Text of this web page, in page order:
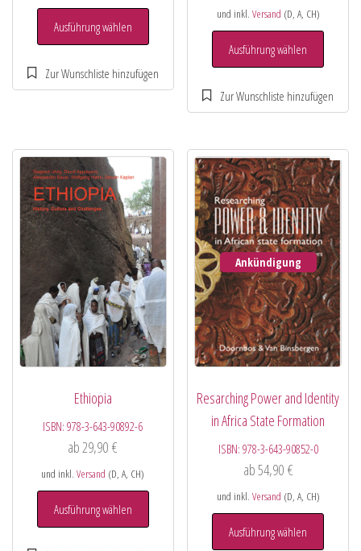
Ausführung wählen
und inkl. Versand (D, A, CH)
Ausführung wählen
Ethiopia
ISBN:978-3-643-90892-6
ab29,90€
und inkl.Versand (D, A, CH)
Ausführung wählen
Ankündigung
Resarching Power and Identity
in Africa State Formation
ISBN: 978-3-643-90852-0
ab54,90 €
und inkl. Versand (D, A, CH)
Ausführung wählen